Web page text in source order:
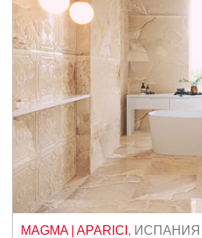
MAGMA | APARICI , ИСПАНИЯ